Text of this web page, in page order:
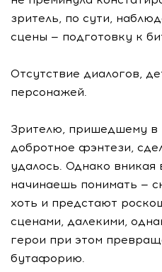
зритель, по сути,
сцены — подготовку к
Отсутствие диалогов,
персонажей.
Зрителю, пришедшему в
добротное фэнтези,
удалось. Однако вникая
начинаешь понимать —
хоть и предстают
сценами, далекими,
герои при этом
бутафорию.